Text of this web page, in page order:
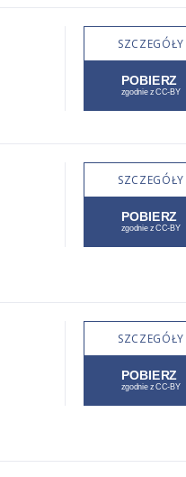
SZCZEGÓŁY
SZCZEGÓŁY
SZCZEGÓŁY